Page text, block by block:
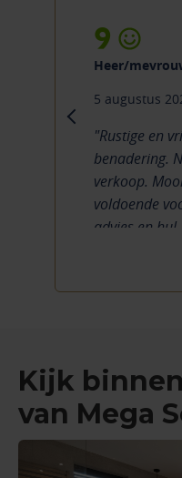
9
Heer/
5 augustus
"Rustige en
benadering.
verkoop.
voldoende
advies en
previous
Kijk
van Mega